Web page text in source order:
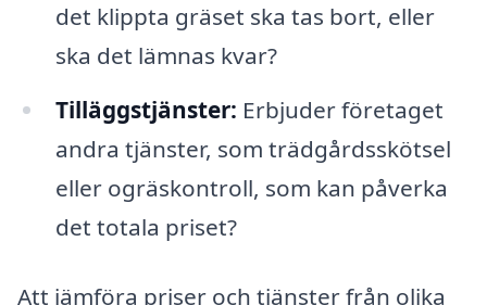
det klippta gräset ska tas bort, eller
ska det lämnas kvar?
Tilläggstjänster: Erbjuder företaget
andra tjänster, som trädgårdsskötsel
eller ogräskontroll, som kan påverka
det totala priset?
Att jämföra priser och tjänster från olika